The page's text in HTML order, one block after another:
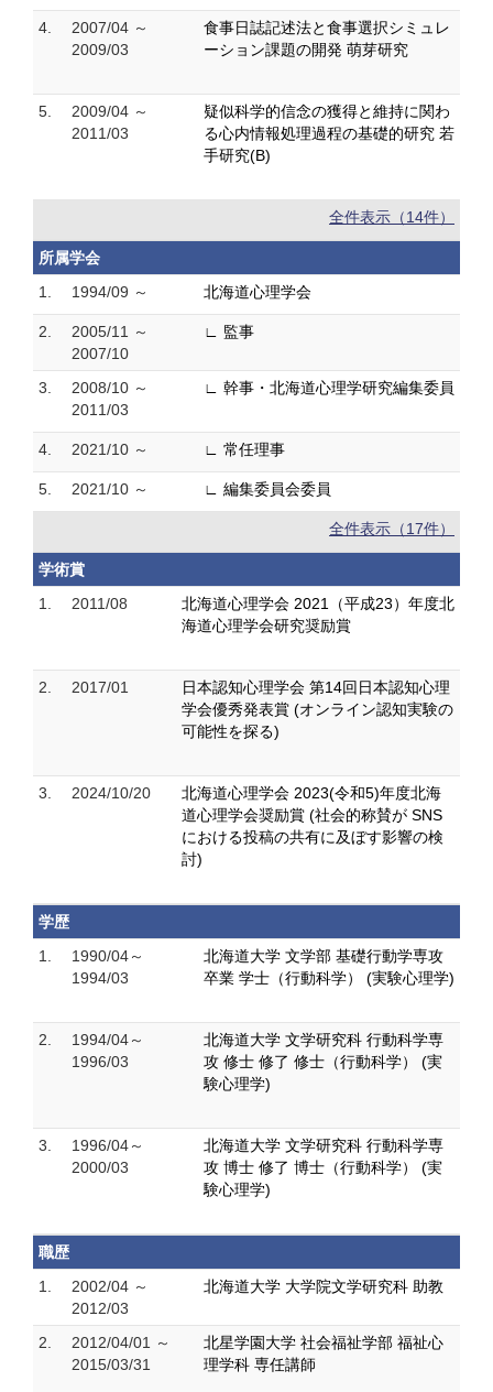
4.
2007/04 ～
2009/03
食事日誌記述法と食事選択シミュレ
ーション課題の開発 萌芽研究
5.
2009/04 ～
2011/03
疑似科学的信念の獲得と維持に関わ
る心内情報処理過程の基礎的研究 若
手研究(B)
全件表示（14件）
所属学会
1.
1994/09 ～ 北海道心理学会
2.
2005/11 ～
2007/10
∟ 監事
3.
2008/10 ～
2011/03
∟ 幹事・北海道心理学研究編集委員
4. 2021/10 ～ ∟ 常任理事
5. 2021/10 ～ ∟ 編集委員会委員
全件表示（17件）
学術賞
1.
2011/08
北海道心理学会 2021（平成23）年度北
海道心理学会研究奨励賞
2. 2017/01
日本認知心理学会 第14回日本認知心理
学会優秀発表賞 (オンライン認知実験の
可能性を探る)
3. 2024/10/20
北海道心理学会 2023(令和5)年度北海
道心理学会奨励賞 (社会的称賛が SNS
における投稿の共有に及ぼす影響の検
討)
学歴
1.
1990/04～
1994/03
北海道大学 文学部 基礎行動学専攻
卒業 学士（行動科学） (実験心理学)
2.
1994/04～
1996/03
北海道大学 文学研究科 行動科学専
攻 修士 修了 修士（行動科学） (実
験心理学)
3.
1996/04～
2000/03
北海道大学 文学研究科 行動科学専
攻 博士 修了 博士（行動科学） (実
験心理学)
職歴
1.
2002/04 ～
2012/03
北海道大学 大学院文学研究科 助教
2.
2012/04/01 ～
2015/03/31
北星学園大学 社会福祉学部 福祉心
理学科 専任講師